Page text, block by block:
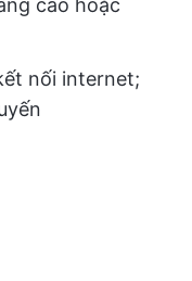
cao hoặc
nối internet;